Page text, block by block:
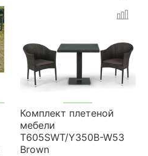
Комплект плетеной
мебели
T605SWT/Y350B-W53
Brown